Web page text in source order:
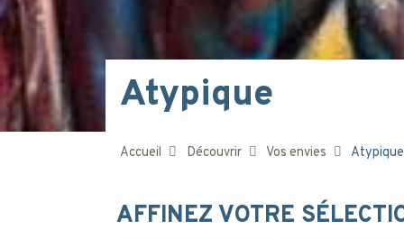
Atypique
Accueil Découvrir Vos envies Atypique
AFFINEZ VOTRE